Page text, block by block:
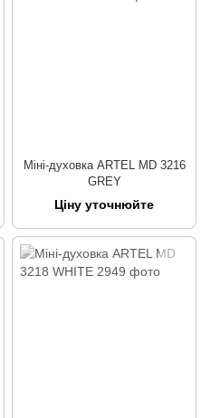
Міні-духовка ARTEL MD 3216
GREY
Ціну уточнюйте